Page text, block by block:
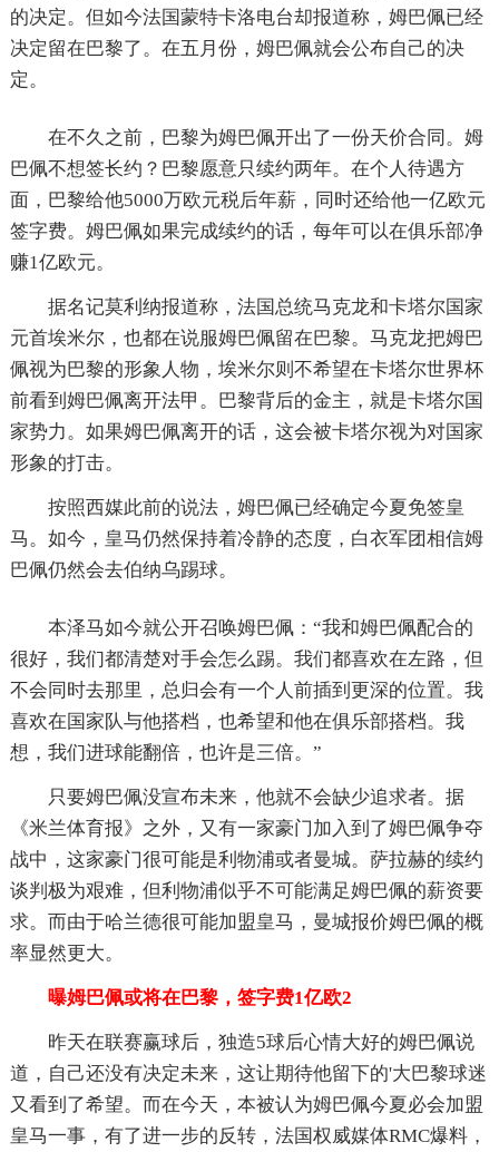
的决定。但如今法国蒙特卡洛电台却报道称，姆巴佩已经
决定留在巴黎了。在五月份，姆巴佩就会公布自己的决
定。
在不久之前，巴黎为姆巴佩开出了一份天价合同。姆
巴佩不想签长约？巴黎愿意只续约两年。在个人待遇方
面，巴黎给他5000万欧元税后年薪，同时还给他一亿欧元
签字费。姆巴佩如果完成续约的话，每年可以在俱乐部净
赚1亿欧元。
据名记莫利纳报道称，法国总统马克龙和卡塔尔国家
元首埃米尔，也都在说服姆巴佩留在巴黎。马克龙把姆巴
佩视为巴黎的形象人物，埃米尔则不希望在卡塔尔世界杯
前看到姆巴佩离开法甲。巴黎背后的金主，就是卡塔尔国
家势力。如果姆巴佩离开的话，这会被卡塔尔视为对国家
形象的打击。
按照西媒此前的说法，姆巴佩已经确定今夏免签皇
马。如今，皇马仍然保持着冷静的态度，白衣军团相信姆
巴佩仍然会去伯纳乌踢球。
本泽马如今就公开召唤姆巴佩：“我和姆巴佩配合的
很好，我们都清楚对手会怎么踢。我们都喜欢在左路，但
不会同时去那里，总归会有一个人前插到更深的位置。我
喜欢在国家队与他搭档，也希望和他在俱乐部搭档。我
想，我们进球能翻倍，也许是三倍。”
只要姆巴佩没宣布未来，他就不会缺少追求者。据
《米兰体育报》之外，又有一家豪门加入到了姆巴佩争夺
战中，这家豪门很可能是利物浦或者曼城。萨拉赫的续约
谈判极为艰难，但利物浦似乎不可能满足姆巴佩的薪资要
求。而由于哈兰德很可能加盟皇马，曼城报价姆巴佩的概
率显然更大。
曝姆巴佩或将在巴黎，签字费1亿欧2
昨天在联赛赢球后，独造5球后心情大好的姆巴佩说
道，自己还没有决定未来，这让期待他留下的'大巴黎球迷
又看到了希望。而在今天，本被认为姆巴佩今夏必会加盟
皇马一事，有了进一步的反转，法国权威媒体RMC爆料，